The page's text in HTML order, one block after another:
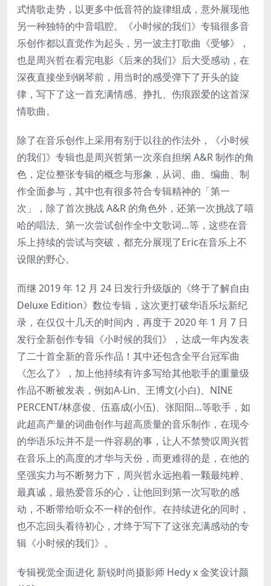
式情歌走势，以更多中低音符的旋律组成，意外展现他
另一种独特的中音唱腔。《小时候的我们》专辑很多音
乐创作都以直觉作为起头，另一波主打歌曲《受够》，
也是周兴哲在看完电影《后来的我们》后大受感动，在
深夜直接坐到钢琴前，用当时的感受弹下了开头的旋
律，写下了这一首充满情感、挣扎、伤痕跟爱的这首深
情歌曲。
除了在音乐创作上采用有别于以往的作法外，《小时候
的我们》专辑也是周兴哲第一次亲自担纲 A&R 制作的角
色，定位整张专辑的概念与形象，从词、曲、编曲、制
作全面参与，其中也有很多符合专辑精神的「第一
次」，除了首次挑战 A&R 的角色外，还第一次挑战了嘻
哈的唱法、第一次尝试创作全中文歌词…等，这些在音
乐上持续的尝试与突破，都充分展现了Eric在音乐上不
设限的野心。
而继 2019 年 12 月 24 日发行升级版的《终于了解自由
Deluxe Edition》数位专辑，这次更打破华语乐坛新纪
录，在仅仅十几天的时间内，再度于 2020 年 1 月 7 日
发行全新创作专辑《小时候的我们》，达成一年内发表
了二十首全新的音乐作品！其中还包含全平台冠军曲
《怎么了》，加上他持续有许多写给其他歌手的重量级
作品不断被发表，例如A-Lin、王博文(小白)、NINE
PERCENT/林彦俊、伍嘉成(小伍)、张阳阳…等歌手，如
此超高产量的词曲创作与超高质量的音乐制作，在现今
的华语乐坛并不是一件容易的事，让人不禁赞叹周兴哲
在音乐上的高度的才华与天份，而更难得的是，在他的
坚强实力与不断努力下，周兴哲永远抱着一颗最纯粹、
最真诚，最热爱音乐的心，让他回到第一次写歌的感
动，不断带给听众不一样的创作。在持续进化的同时，
也不忘回头看待初心，才终于写下了这张充满感动的专
辑《小时候的我们》。
专辑视觉全面进化 新锐时尚摄影师 Hedy x 金奖设计颜